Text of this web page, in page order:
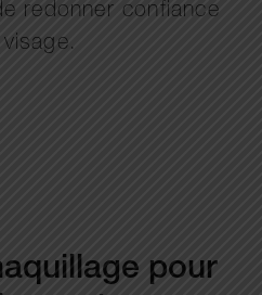
redonner confiance
pour